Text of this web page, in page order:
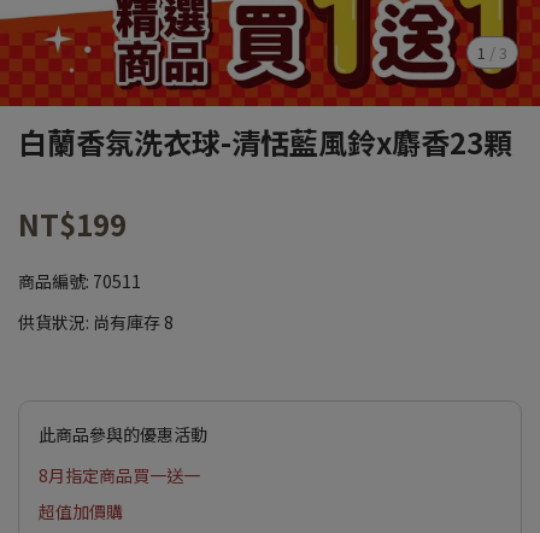
1 / 3
白蘭香氛洗衣球-清恬藍風鈴x麝香23顆
NT$199
商品編號: 70511
供貨狀況: 尚有庫存 8
此商品參與的優惠活動
8月指定商品買一送一
超值加價購